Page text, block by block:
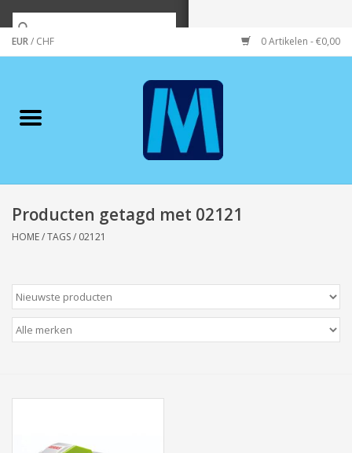
EUR/ CHF 0 Artikelen - €0,00
Merken
Wonen/koken/huishouden
Wenskaarten
Zeeuws/Streek
Producten getagd met 02121
HOME/TAGS/ 02121